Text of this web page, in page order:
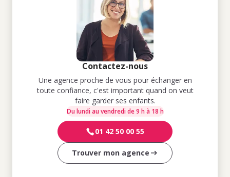
Contactez-nous
Une agence proche de vous pour échanger en
toute confiance, c'est important quand on veut
faire garder ses enfants.
Du lundi au vendredi de 9 h à 18 h
01 42 50 00 55
Trouver mon agence